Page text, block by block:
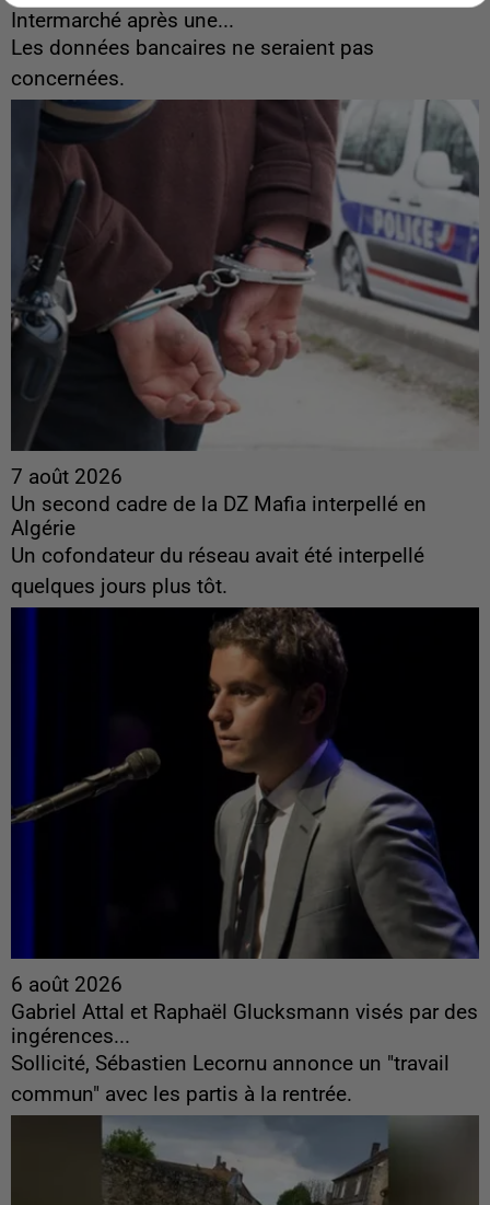
Intermarché après une...
Les données bancaires ne seraient pas
concernées.
7 août 2026
Un second cadre de la DZ Mafia interpellé en
Algérie
Un cofondateur du réseau avait été interpellé
quelques jours plus tôt.
6 août 2026
Gabriel Attal et Raphaël Glucksmann visés par des
ingérences...
Sollicité, Sébastien Lecornu annonce un "travail
commun" avec les partis à la rentrée.